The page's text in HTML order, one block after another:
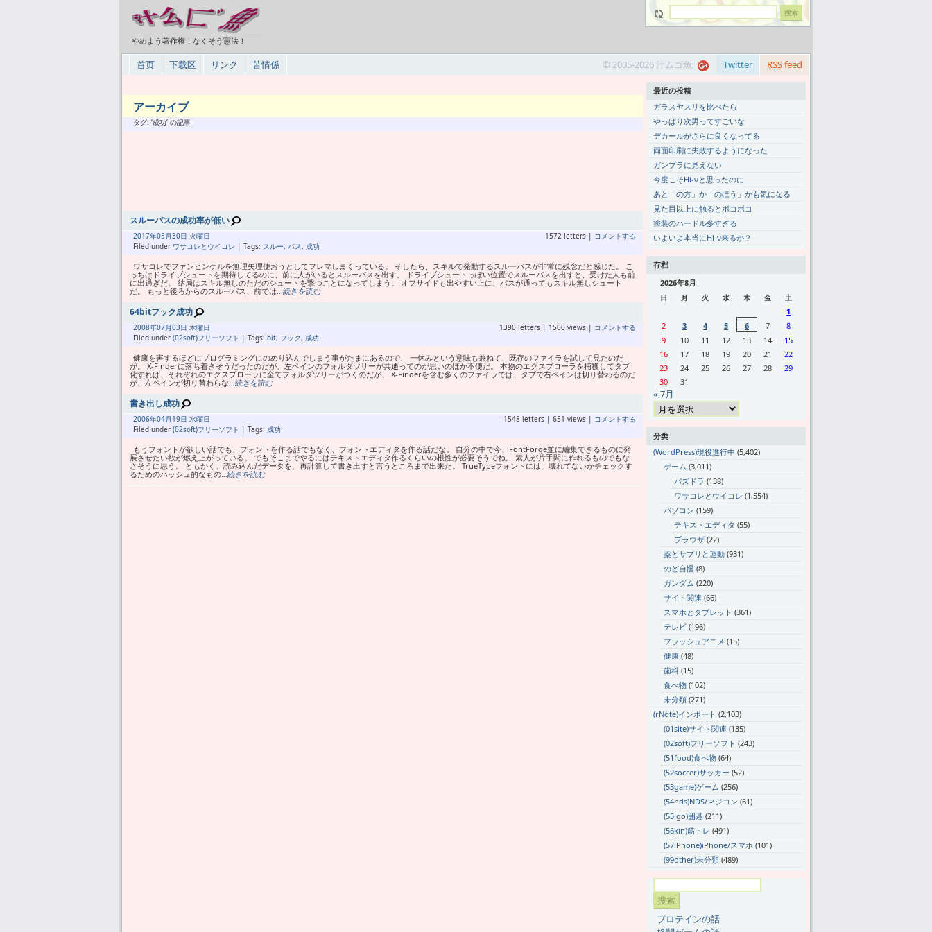
やめよう著作権！なくそう憲法！
首页 下载区 リンク 苦情係 RSSfeed
Twitter
© 2005-2026 汁ムゴ魚
アーカイブ
タグ: ‘成功’ の記事
スルーパスの成功率が低い
2017年05月30日 火曜日
Filed under ワサコレとウイコレ | Tags: スルー, パス, 成功
1572 letters | コメントする
ワサコレでファンヒンケルを無理矢理使おうとしてフレマしまくっている。 そしたら、スキルで発動するスルーパスが非常に残念だと感じた。 こ
っちはドライブシュートを期待してるのに、前に人がいるとスルーパスを出す。 ドライブシュートっぽい位置でスルーパスを出すと、受けた人も前
に出過ぎだ。 結局はスキル無しのただのシュートを撃つことになってしまう。 オフサイドも出やすい上に、パスが通ってもスキル無しシュート
だ。 もっと後ろからのスルーパス、前では…続きを読む
64bitフック成功
2008年07月03日 木曜日
Filed under (02soft)フリーソフト | Tags: bit, フック, 成功
1390 letters | 1500 views | コメントする
健康を害するほどにプログラミングにのめり込んでしまう事がたまにあるので、 一休みという意味も兼ねて、既存のファイラを試して見たのだ
が。 X-Finderに落ち着きそうだったのだが、左ペインのフォルダツリーが共通ってのが思いのほか不便だ。 本物のエクスプローラを捕獲してタブ
化すれば、それぞれのエクスプローラに全てフォルダツリーがつくのだが、 X-Finderを含む多くのファイラでは、タブで右ペインは切り替わるのだ
が、左ペインが切り替わらな…続きを読む
書き出し成功
2006年04月 19日 水曜日
Filed under (02soft)フリーソフト | Tags: 成功
1548 letters | 651 views | コメントする
もうフォントが欲しい話でも、フォントを作る話でもなく、フォントエディタを作る話だな。 自分の中で今、FontForge並に編集できるものに発
展させたい欲が燃え上がっている。 でもそこまでやるにはテキストエディタ作るくらいの根性が必要そうでね。 素人が片手間に作れるものでもな
さそうに思う。 ともかく、読み込んだデータを、再計算して書き出すと言うところまで出来た。 TrueTypeフォントには、壊れてないかチェックす
るためのハッシュ的なもの…続きを読む
最近の投稿
ガラスヤスリを比べたら
やっぱり次男ってすごいな
デカールがさらに良くなってる
両面印刷に失敗するようになった
ガンプラに見えない
今度こそHi-νと思ったのに
あと「の方」か「のほう」かも気になる
見た目以上に触るとボコボコ
塗装のハードル多すぎる
いよいよ本当にHi-ν来るか？
存档
2026年8月
日 月 火 水 木 金 土
1
2
3 4 5 6 7
8
9
10 11 12 13 14
15
16
17 18 19 20 21
22
23
24 25 26 27 28
29
30
31
« 7月
分类
(WordPress)現役進行中 (5,402)
ゲーム (3,011)
パズドラ (138)
ワサコレとウイコレ (1,554)
パソコン (159)
テキストエディタ (55)
ブラウザ (22)
薬とサプリと運動 (931)
のど自慢 (8)
ガンダム (220)
サイト関連 (66)
スマホとタブレット (361)
テレビ (196)
フラッシュアニメ (15)
健康 (48)
歯科 (15)
食べ物 (102)
未分類 (271)
(rNote)インポート (2,103)
(01site)サイト関連 (135)
(02soft)フリーソフト (243)
(51food)食べ物 (64)
(52soccer)サッカー (52)
(53game)ゲーム (256)
(54nds)NDS/マジコン (61)
(55igo)囲碁 (211)
(56kin)筋トレ (491)
(57iPhone)iPhone/スマホ (101)
(99other)未分類 (489)
プロテインの話